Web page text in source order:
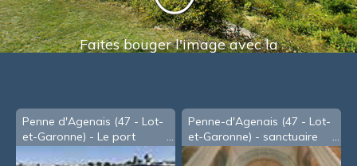
Faites bouger l'image avec la
Penne d'Agenais (47 - Lot-
et-Garonne) - Le port
Penne-d'Agenais (47 - Lot-
et-Garonne) - sanctuaire
Notre-Dame de Peyragude